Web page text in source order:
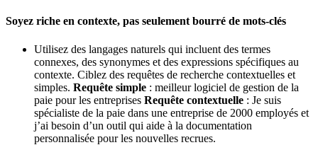
Soyez riche en contexte, pas seulement bourré de mots-clés
Utilisez des langages naturels qui incluent des termes
connexes, des synonymes et des expressions spécifiques au
contexte. Ciblez des requêtes de recherche contextuelles et
simples. Requête simple : meilleur logiciel de gestion de la
paie pour les entreprises Requête contextuelle : Je suis
spécialiste de la paie dans une entreprise de 2000 employés et
j’ai besoin d’un outil qui aide à la documentation
personnalisée pour les nouvelles recrues.